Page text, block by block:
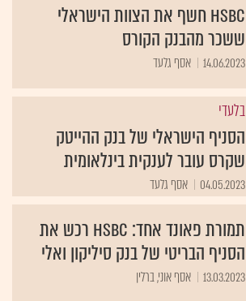
HSBC חשף את הצוות הישראלי
ששכר מהבנק הקורס
14.06.2023 אסף גלעד
בלעדי
הסניף הישראלי של בנק ההייטק
שקרס עובר לענקית בינלאומית
04.05.2023 אסף גלעד
תמורת פאונד אחד: HSBC רכש את
הסניף הבריטי של בנק סיליקון ואלי
13.03.2023 אסף אוני, ברלין